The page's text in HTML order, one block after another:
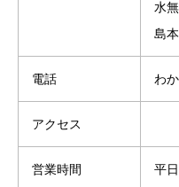
水
島
電話 わ
アクセス
営業時間
平